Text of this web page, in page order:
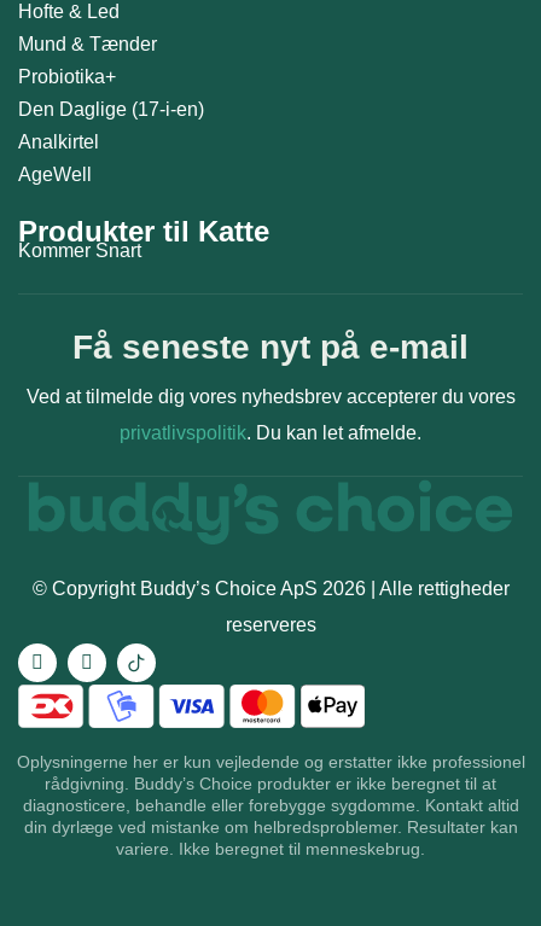
Hofte & Led
Mund & Tænder
Probiotika+
Den Daglige (17-i-en)
Analkirtel
AgeWell
Produkter til Katte
Kommer Snart
Få seneste nyt på e-mail
Ved at tilmelde dig vores nyhedsbrev accepterer du vores
privatlivspolitik. Du kan let afmelde.
© Copyright Buddy’s Choice ApS 2026 | Alle rettigheder
reserveres
Oplysningerne her er kun vejledende og erstatter ikke professionel
rådgivning. Buddy’s Choice produkter er ikke beregnet til at
diagnosticere, behandle eller forebygge sygdomme. Kontakt altid
din dyrlæge ved mistanke om helbredsproblemer. Resultater kan
variere. Ikke beregnet til menneskebrug.